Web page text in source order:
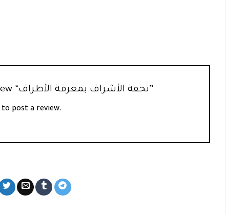
Be the first to review “تحفة الأشراف بمعرفة الأطراف”
to post a review.